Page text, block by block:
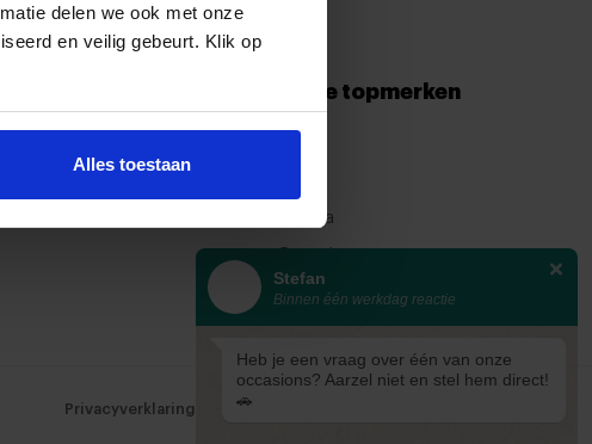
delen we ook met onze
en veilig gebeurt. Klik op
Alles toestaan
Onze topmerken
Mazda
Privacyverklaring Cookiebeleid
Stefan
Binnen één werkdag reactie
Heb je een vraag over één van onze
occasions? Aarzel niet en stel hem direct!
🚗